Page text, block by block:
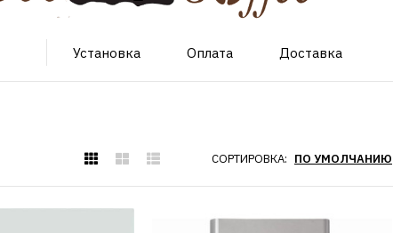
Установка Оплата Доставка
СОРТИРОВКА: